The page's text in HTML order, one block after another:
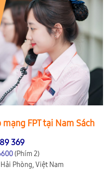
FPT tại Nam Sách
369
(Phím 2)
Phòng, Việt Nam